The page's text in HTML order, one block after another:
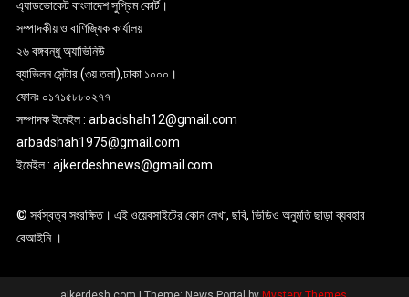
এ্যাডভোকেট বাংলাদেশ সুপ্রিম কোর্ট।
সম্পাদকীয় ও বাণিজ্যিক কার্যালয়
২৬ বঙ্গবন্ধু অ্যাভিনিউ
ব্যাভিলন সেন্টার (৩য় তলা),ঢাকা ১০০০।
ফোনঃ ০১৭১৫৮৮০২৭৭
সম্পাদক ইমেইল : arbadshah12@gmail.com
arbadshah1975@gmail.com
ইমেইল : ajkerdeshnews@gmail.com
© সর্বস্বত্ব সংরক্ষিত। এই ওয়েবসাইটের কোন লেখা, ছবি, ভিডিও অনুমতি ছাড়া ব্যবহার
বেআইনি ।